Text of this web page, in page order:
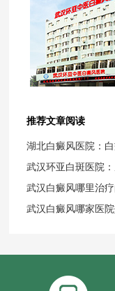
推荐文章阅读
湖北白癜风医院：
武汉环亚白斑医院
武汉白癜风哪里治
武汉白癜风哪家医